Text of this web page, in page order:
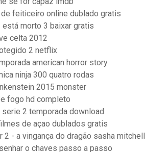
feiticeiro online dublado gratis
está morto 3 baixar gratis
celta 2012
2 netflix
american horror story
ninja 300 quatro rodas
2015 monster
fogo hd completo
serie 2 temporada download
de açao dublados gratis
2 - a vingança do dragão sasha mitchell
o chaves passo a passo